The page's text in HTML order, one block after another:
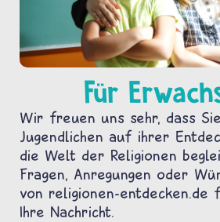
Für
Wir freuen uns sehr, dass
Jugendlichen auf ihrer
die Welt der Religionen
Fragen, Anregungen oder
von religionen-
Ihre Nachricht.